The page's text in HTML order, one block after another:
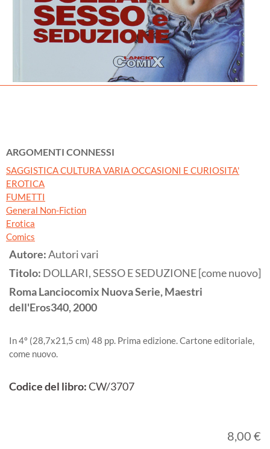
ARGOMENTI CONNESSI
SAGGISTICA CULTURA VARIA OCCASIONI E CURIOSITA'
EROTICA
FUMETTI
General Non-Fiction
Erotica
Comics
Autore:Autori vari
Titolo: DOLLARI, SESSO E SEDUZIONE [come nuovo]
RomaLanciocomix Nuova Serie, Maestri
dell'Eros340,2000
In 4º (28,7x21,5 cm) 48 pp. Prima edizione. Cartone editoriale,
come nuovo.
Codice del libro:CW/3707
8,00 €